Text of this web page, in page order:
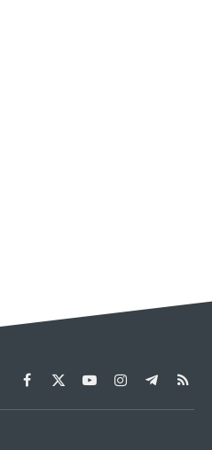
Facebook
X
(Twitter)
YouTubeInstagram
Telegram
RSS